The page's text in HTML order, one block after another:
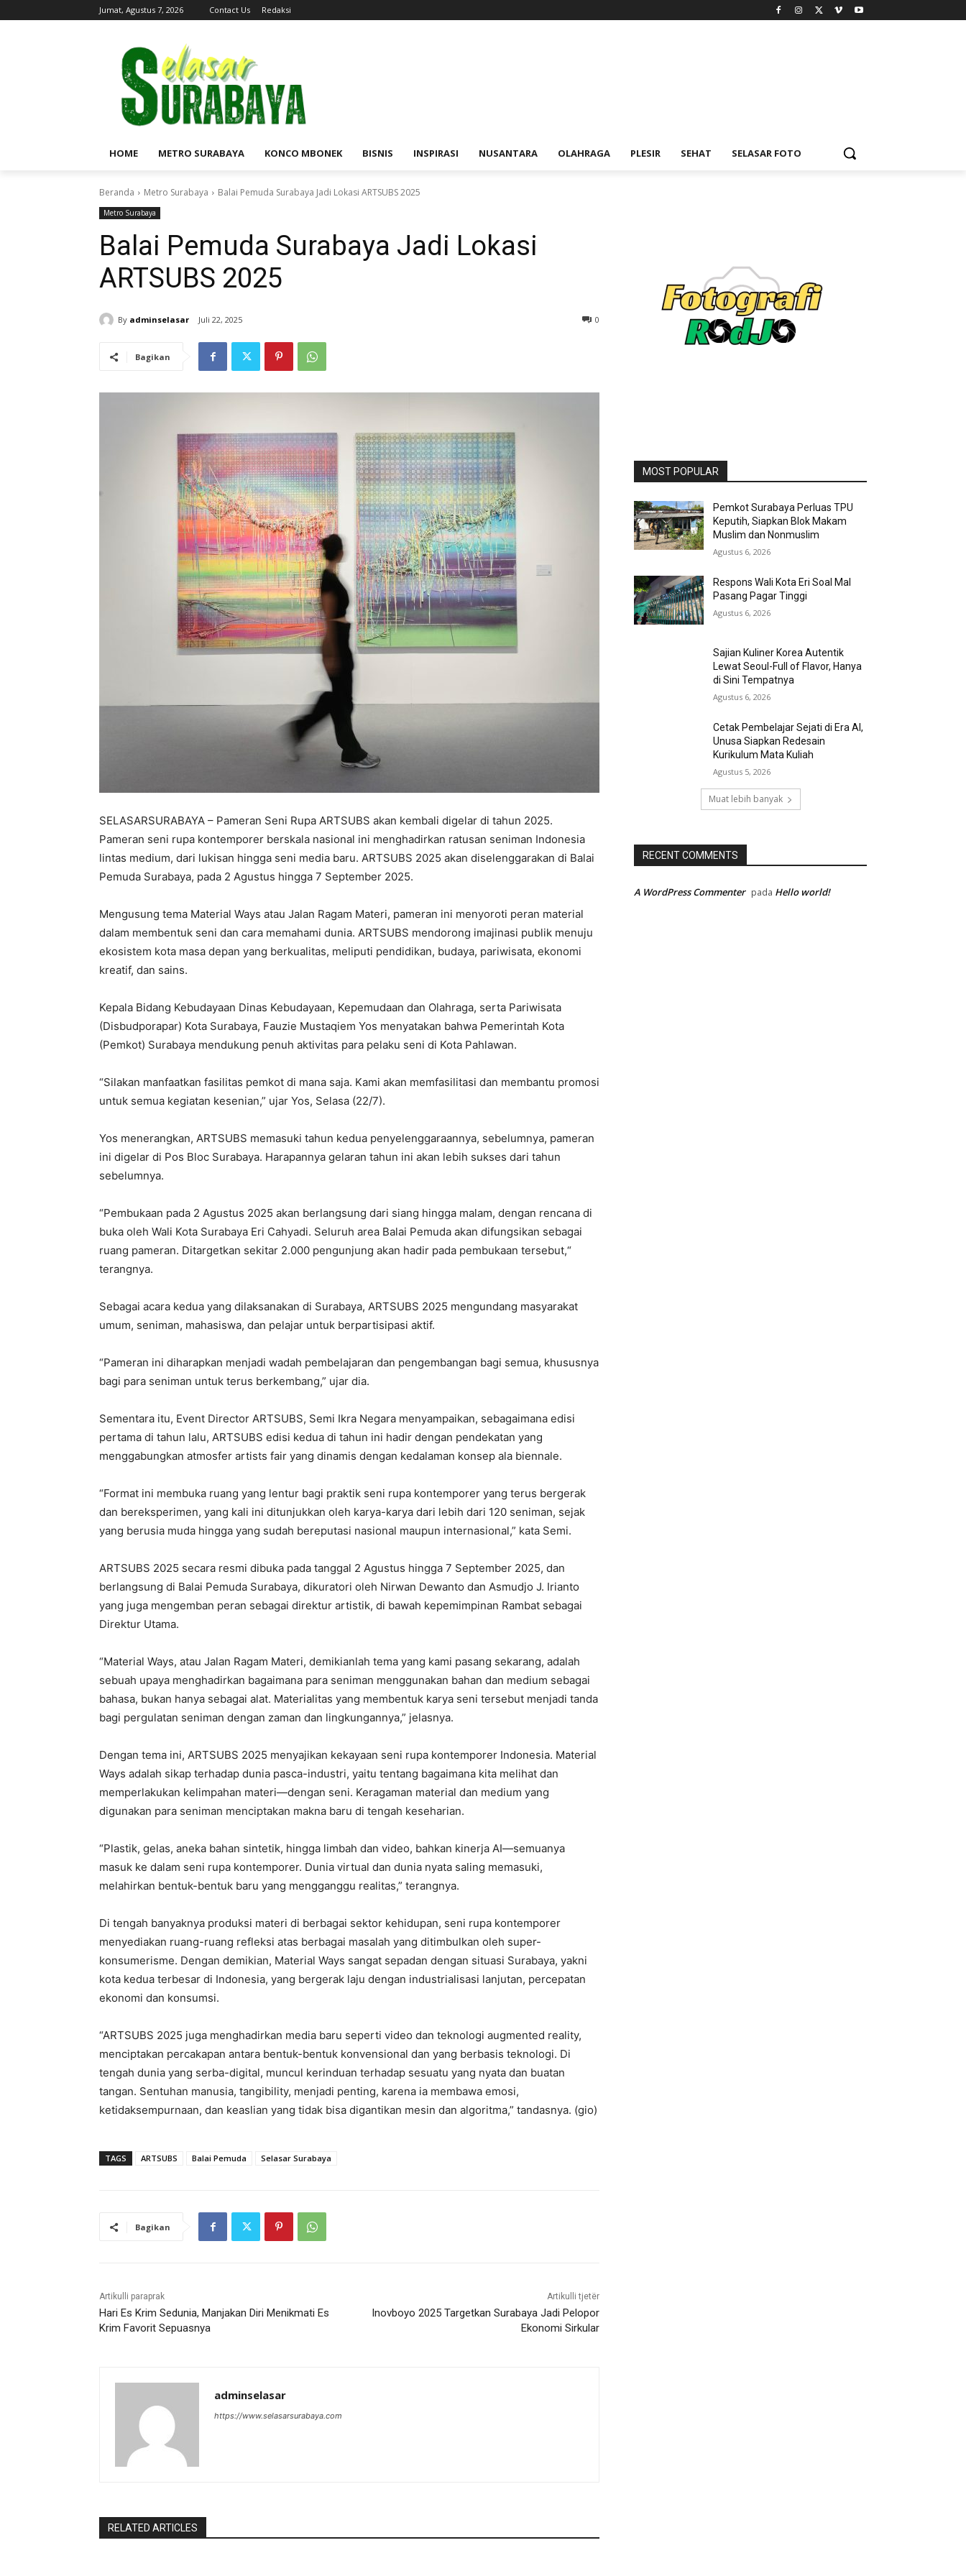
Jumat, Agustus 7, 2026 Contact Us Redaksi
HOME METRO SURABAYA KONCO MBONEK BISNIS INSPIRASI NUSANTARA OLAHRAGA PLESIR SEHAT SELASAR FOTO
Beranda Metro Surabaya Balai Pemuda Surabaya Jadi Lokasi ARTSUBS 2025
Metro Surabaya
Balai Pemuda Surabaya Jadi Lokasi
ARTSUBS 2025
By adminselasar Juli 22, 2025 0
Bagikan
SELASARSURABAYA – Pameran Seni Rupa ARTSUBS akan kembali digelar di tahun 2025.
Pameran seni rupa kontemporer berskala nasional ini menghadirkan ratusan seniman Indonesia
lintas medium, dari lukisan hingga seni media baru. ARTSUBS 2025 akan diselenggarakan di Balai
Pemuda Surabaya, pada 2 Agustus hingga 7 September 2025.
Mengusung tema Material Ways atau Jalan Ragam Materi, pameran ini menyoroti peran material
dalam membentuk seni dan cara memahami dunia. ARTSUBS mendorong imajinasi publik menuju
ekosistem kota masa depan yang berkualitas, meliputi pendidikan, budaya, pariwisata, ekonomi
kreatif, dan sains.
Kepala Bidang Kebudayaan Dinas Kebudayaan, Kepemudaan dan Olahraga, serta Pariwisata
(Disbudporapar) Kota Surabaya, Fauzie Mustaqiem Yos menyatakan bahwa Pemerintah Kota
(Pemkot) Surabaya mendukung penuh aktivitas para pelaku seni di Kota Pahlawan.
“Silakan manfaatkan fasilitas pemkot di mana saja. Kami akan memfasilitasi dan membantu promosi
untuk semua kegiatan kesenian,” ujar Yos, Selasa (22/7).
Yos menerangkan, ARTSUBS memasuki tahun kedua penyelenggaraannya, sebelumnya, pameran
ini digelar di Pos Bloc Surabaya. Harapannya gelaran tahun ini akan lebih sukses dari tahun
sebelumnya.
“Pembukaan pada 2 Agustus 2025 akan berlangsung dari siang hingga malam, dengan rencana di
buka oleh Wali Kota Surabaya Eri Cahyadi. Seluruh area Balai Pemuda akan difungsikan sebagai
ruang pameran. Ditargetkan sekitar 2.000 pengunjung akan hadir pada pembukaan tersebut,“
terangnya.
Sebagai acara kedua yang dilaksanakan di Surabaya, ARTSUBS 2025 mengundang masyarakat
umum, seniman, mahasiswa, dan pelajar untuk berpartisipasi aktif.
“Pameran ini diharapkan menjadi wadah pembelajaran dan pengembangan bagi semua, khususnya
bagi para seniman untuk terus berkembang,” ujar dia.
Sementara itu, Event Director ARTSUBS, Semi Ikra Negara menyampaikan, sebagaimana edisi
pertama di tahun lalu, ARTSUBS edisi kedua di tahun ini hadir dengan pendekatan yang
menggabungkan atmosfer artists fair yang dinamis dengan kedalaman konsep ala biennale.
“Format ini membuka ruang yang lentur bagi praktik seni rupa kontemporer yang terus bergerak
dan bereksperimen, yang kali ini ditunjukkan oleh karya-karya dari lebih dari 120 seniman, sejak
yang berusia muda hingga yang sudah bereputasi nasional maupun internasional,” kata Semi.
ARTSUBS 2025 secara resmi dibuka pada tanggal 2 Agustus hingga 7 September 2025, dan
berlangsung di Balai Pemuda Surabaya, dikuratori oleh Nirwan Dewanto dan Asmudjo J. Irianto
yang juga mengemban peran sebagai direktur artistik, di bawah kepemimpinan Rambat sebagai
Direktur Utama.
“Material Ways, atau Jalan Ragam Materi, demikianlah tema yang kami pasang sekarang, adalah
sebuah upaya menghadirkan bagaimana para seniman menggunakan bahan dan medium sebagai
bahasa, bukan hanya sebagai alat. Materialitas yang membentuk karya seni tersebut menjadi tanda
bagi pergulatan seniman dengan zaman dan lingkungannya,” jelasnya.
Dengan tema ini, ARTSUBS 2025 menyajikan kekayaan seni rupa kontemporer Indonesia. Material
Ways adalah sikap terhadap dunia pasca-industri, yaitu tentang bagaimana kita melihat dan
memperlakukan kelimpahan materi—dengan seni. Keragaman material dan medium yang
digunakan para seniman menciptakan makna baru di tengah keseharian.
“Plastik, gelas, aneka bahan sintetik, hingga limbah dan video, bahkan kinerja AI—semuanya
masuk ke dalam seni rupa kontemporer. Dunia virtual dan dunia nyata saling memasuki,
melahirkan bentuk-bentuk baru yang mengganggu realitas,” terangnya.
Di tengah banyaknya produksi materi di berbagai sektor kehidupan, seni rupa kontemporer
menyediakan ruang-ruang refleksi atas berbagai masalah yang ditimbulkan oleh super-
konsumerisme. Dengan demikian, Material Ways sangat sepadan dengan situasi Surabaya, yakni
kota kedua terbesar di Indonesia, yang bergerak laju dengan industrialisasi lanjutan, percepatan
ekonomi dan konsumsi.
“ARTSUBS 2025 juga menghadirkan media baru seperti video dan teknologi augmented reality,
menciptakan percakapan antara bentuk-bentuk konvensional dan yang berbasis teknologi. Di
tengah dunia yang serba-digital, muncul kerinduan terhadap sesuatu yang nyata dan buatan
tangan. Sentuhan manusia, tangibility, menjadi penting, karena ia membawa emosi,
ketidaksempurnaan, dan keaslian yang tidak bisa digantikan mesin dan algoritma,” tandasnya. (gio)
TAGS ARTSUBS Balai Pemuda Selasar Surabaya
Bagikan
Artikulli paraprak
Hari Es Krim Sedunia, Manjakan Diri Menikmati Es
Krim Favorit Sepuasnya
Artikulli tjetër
Inovboyo 2025 Targetkan Surabaya Jadi Pelopor
Ekonomi Sirkular
adminselasar
https://www.selasarsurabaya.com
RELATED ARTICLES
MOST POPULAR
Pemkot Surabaya Perluas TPU
Keputih, Siapkan Blok Makam
Muslim dan Nonmuslim
Agustus 6, 2026
Respons Wali Kota Eri Soal Mal
Pasang Pagar Tinggi
Agustus 6, 2026
Sajian Kuliner Korea Autentik
Lewat Seoul-Full of Flavor, Hanya
di Sini Tempatnya
Agustus 6, 2026
Cetak Pembelajar Sejati di Era AI,
Unusa Siapkan Redesain
Kurikulum Mata Kuliah
Agustus 5, 2026
Muat lebih banyak
RECENT COMMENTS
A WordPress Commenter pada Hello world!